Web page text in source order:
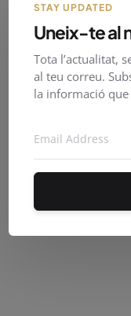
PirineusTV en
STAY UPDATED
Uneix-te al
Tota l’actualitat,
al teu correu.
la informació